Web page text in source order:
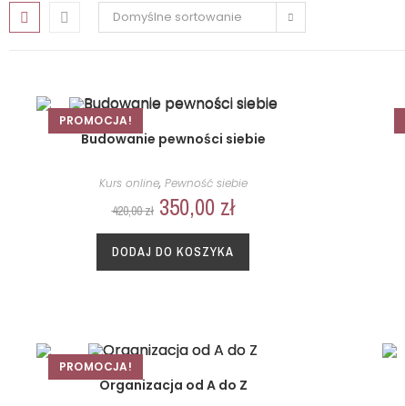
Domyślne sortowanie
PROMOCJA!
Budowanie pewności siebie
Kurs online, Pewność siebie
420,00zł 350,00 zł
DODAJ DO KOSZYKA
PROMOCJA!
Organizacja od A do Z